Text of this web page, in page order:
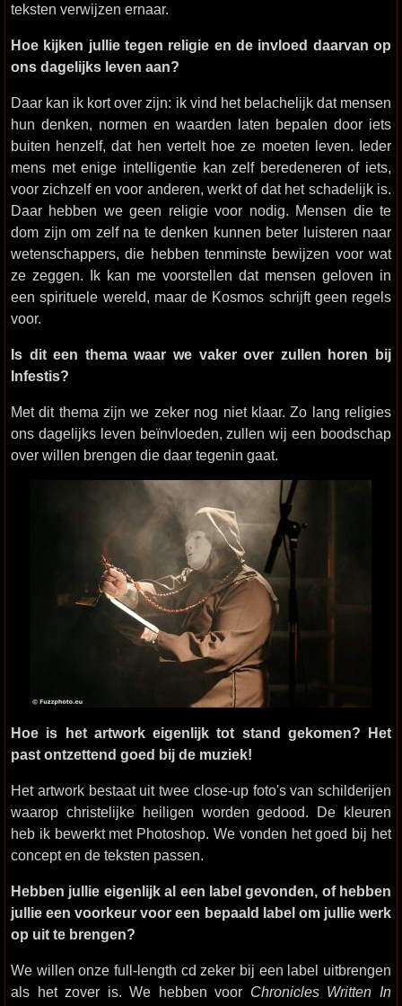
teksten verwijzen ernaar.
Hoe kijken jullie tegen religie en de invloed daarvan op
ons dagelijks leven aan?
Daar kan ik kort over zijn: ik vind het belachelijk dat mensen
hun denken, normen en waarden laten bepalen door iets
buiten henzelf, dat hen vertelt hoe ze moeten leven. Ieder
mens met enige intelligentie kan zelf beredeneren of iets,
voor zichzelf en voor anderen, werkt of dat het schadelijk is.
Daar hebben we geen religie voor nodig. Mensen die te
dom zijn om zelf na te denken kunnen beter luisteren naar
wetenschappers, die hebben tenminste bewijzen voor wat
ze zeggen. Ik kan me voorstellen dat mensen geloven in
een spirituele wereld, maar de Kosmos schrijft geen regels
voor.
Is dit een thema waar we vaker over zullen horen bij
Infestis?
Met dit thema zijn we zeker nog niet klaar. Zo lang religies
ons dagelijks leven beïnvloeden, zullen wij een boodschap
over willen brengen die daar tegenin gaat.
Hoe is het artwork eigenlijk tot stand gekomen? Het
past ontzettend goed bij de muziek!
Het artwork bestaat uit twee close-up foto's van schilderijen
waarop christelijke heiligen worden gedood. De kleuren
heb ik bewerkt met Photoshop. We vonden het goed bij het
concept en de teksten passen.
Hebben jullie eigenlijk al een label gevonden, of hebben
jullie een voorkeur voor een bepaald label om jullie werk
op uit te brengen?
We willen onze full-length cd zeker bij een label uitbrengen
als het zover is. We hebben voor Chronicles Written In